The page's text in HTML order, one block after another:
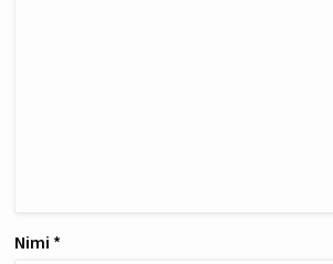
Nimi *